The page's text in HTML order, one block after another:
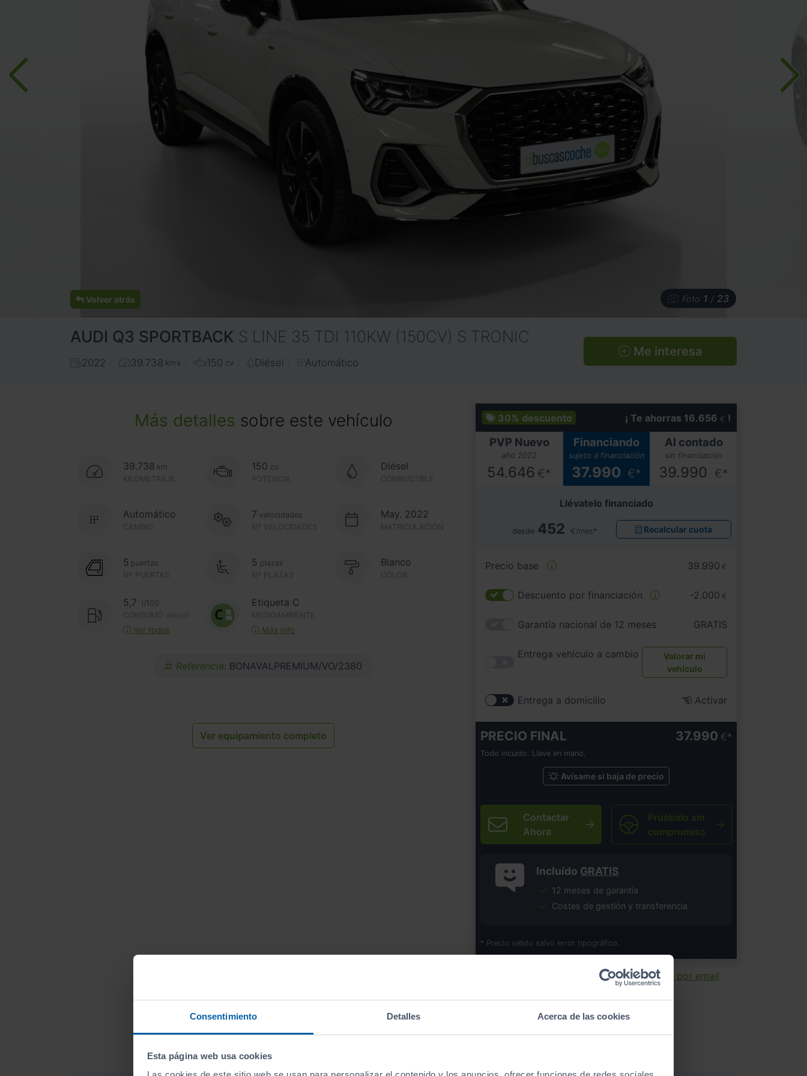
Consentimiento Detalles Acerca de las cookies
Esta página web usa cookies
Volver atrás Foto 1 / 23
AUDI Q3 SPORTBACK S LINE 35 TDI 110KW (150CV) S TRONIC
2022 39.738 kms 150 cv Diésel Automático
Me interesa
Más detalles sobre este vehículo
39.738 km
KILOMETRAJE
150 cv
POTENCIA
Diésel
COMBUSTIBLE
CAMBIO
Automático
Nº VELOCIDADES
7 velocidades May. 2022
MATRICULACIÓN
Nº PUERTAS
5 puertas
Nº PLAZAS
5 plazas Blanco
COLOR
5,7
l/100
CONSUMO
(MEDIO)
Ver todos
Etiqueta C
MEDIOAMBIENTE
Más info
Referencia: BONAVALPREMIUM/VO/2380
Ver equipamiento completo
30% descuento ¡ Te ahorras 16.656 € !
PVP Nuevo
año 2022
54.646 €*
Financiando
sujeto a financiación
37.990 €*
Al contado
sin financiación
39.990 €*
Llévatelo financiado
desde 452 €/mes* Recalcular cuota
Precio base 39.990 €
Descuento por financiación -2.000 €
Garantía nacional de 12 meses GRATIS
Entrega vehículo a cambio
Valorar mi
vehículo
Entrega a domicilio Activar
PRECIO FINAL 37.990 €
Todo incuido. Llave en mano.
Avísame si baja de precio
Contactar
Ahora
Pruébalo sin
compromiso
Incluído GRATIS
12 meses de garantía
Costes de gestión y transferencia
* Precio válido salvo error tipográfico.
Enviar por email